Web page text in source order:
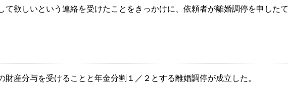
て欲しいという連絡を受けたことをきっかけに、依頼者が離婚調停を申したて
財産分与を受けることと年金分割１／２とする離婚調停が成立した。